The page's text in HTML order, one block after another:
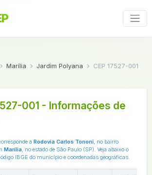
Marília Jardim Polyana CEP 17527-001
001 - Informações de
a Rodovia Carlos Tononi, no bairro
Marília, no estado de São Paulo (SP). Veja abaixo o
IBGE do município e coordenadas geográficas.